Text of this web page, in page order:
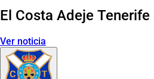
El Costa Adeje
Ver noticia